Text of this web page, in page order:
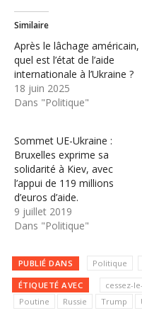
Similaire
Après le lâchage américain,
quel est l’état de l’aide
internationale à l’Ukraine ?
18 juin 2025
Dans "Politique"
Sommet UE-Ukraine :
Bruxelles exprime sa
solidarité à Kiev, avec
l’appui de 119 millions
d’euros d’aide.
9 juillet 2019
Dans "Politique"
PUBLIÉ DANS Politique
ÉTIQUETÉ AVEC cessez-
Poutine
Russie Trump